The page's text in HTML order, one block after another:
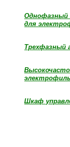
Однофазный
для
Трехфазный
Шкаф